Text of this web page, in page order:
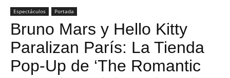
Espectáculos Portada
Bruno Mars y Hello Kitty
Paralizan París: La Tienda
Pop-Up de ‘The Romantic